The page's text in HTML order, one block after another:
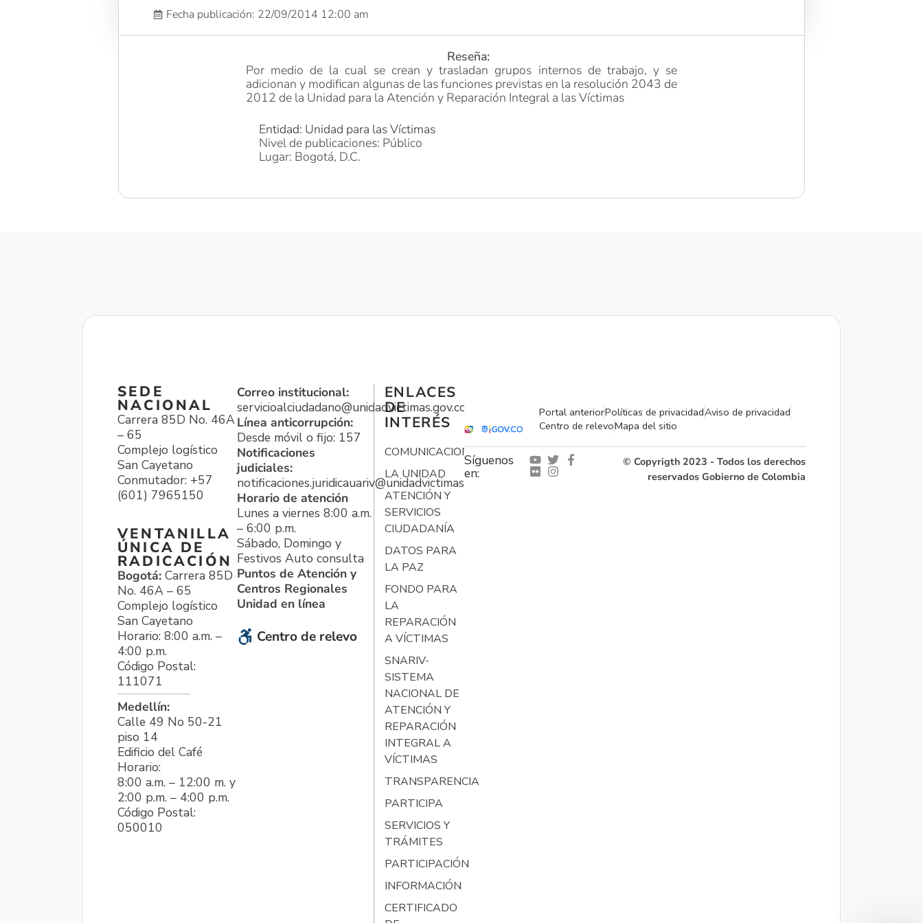
Fecha publicación: 22/09/2014 12:00 am
Reseña:
Por medio de la cual se crean y trasladan grupos internos de trabajo, y se
adicionan y modifican algunas de las funciones previstas en la resolución 2043 de
2012 de la Unidad para la Atención y Reparación Integral a las Víctimas
Entidad: Unidad para las Víctimas
Nivel de publicaciones: Público
Lugar: Bogotá, D.C.
SEDE
NACIONAL
Carrera 85D No. 46A
– 65
Complejo logístico
San Cayetano
Conmutador: +57
(601) 7965150
VENTANILLA
ÚNICA DE
RADICACIÓN
Bogotá: Carrera 85D
No. 46A – 65
Complejo logístico
San Cayetano
Horario: 8:00 a.m. –
4:00 p.m.
Código Postal:
111071
Medellín:
Calle 49 No 50-21
piso 14
Edificio del Café
Horario:
8:00 a.m. – 12:00 m. y
2:00 p.m. – 4:00 p.m.
Código Postal:
050010
Correo institucional:
servicioalciudadano@unidadvictimas.gov.co
Línea anticorrupción:
Desde móvil o fijo: 157
Notificaciones
judiciales:
notificaciones.juridicauariv@unidadvictimas.gov.co
Horario de atención
Lunes a viernes 8:00 a.m.
– 6:00 p.m.
Sábado, Domingo y
Festivos Auto consulta
Puntos de Atención y
Centros Regionales
Unidad en línea
Centro de relevo
ENLACES
DE
INTERÉS
COMUNICACIONES
LA UNIDAD
ATENCIÓN Y
SERVICIOS
CIUDADANÍA
DATOS PARA
LA PAZ
FONDO PARA
LA
REPARACIÓN
A VÍCTIMAS
SNARIV-
SISTEMA
NACIONAL DE
ATENCIÓN Y
REPARACIÓN
INTEGRAL A
VÍCTIMAS
TRANSPARENCIA
PARTICIPA
SERVICIOS Y
TRÁMITES
PARTICIPACIÓN
INFORMACIÓN
CERTIFICADO
Portal anteriorPolíticas de privacidadAviso de privacidad
Centro de relevoMapa del sitio
Síguenos
en:
© Copyrigth 2023 - Todos los derechos
reservados Gobierno de Colombia